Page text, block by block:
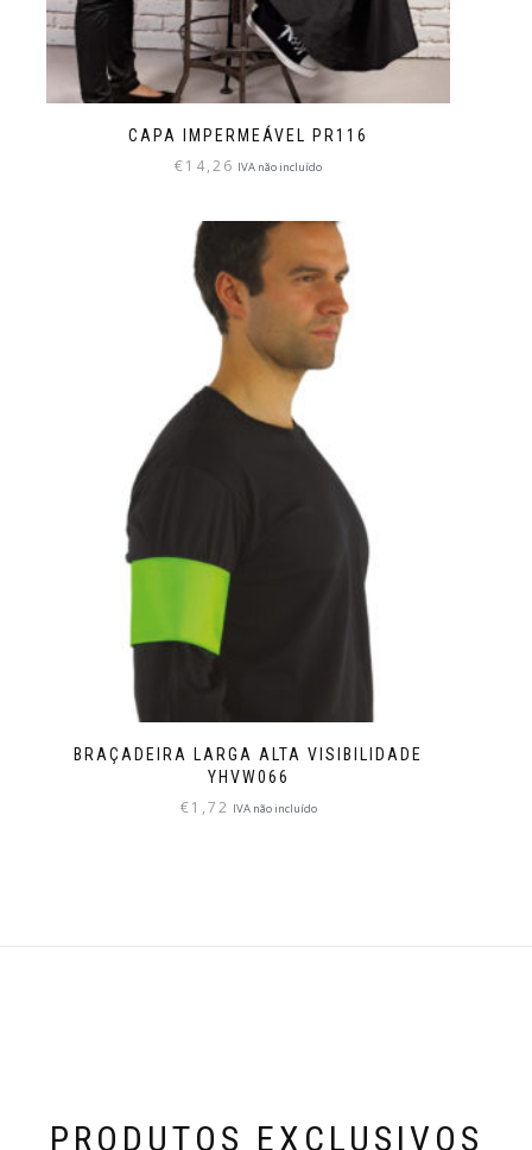
CAPA IMPERMEÁVEL PR116
€14,26 IVA não incluído
BRAÇADEIRA LARGA ALTA VISIBILIDADE
YHVW066
€1,72 IVA não incluído
PRODUTOS EXCLUSIVOS